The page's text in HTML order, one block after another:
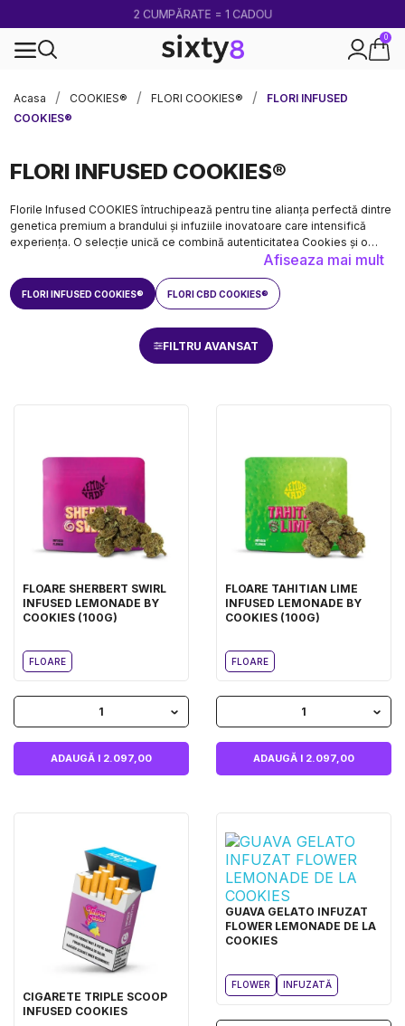
2 CUMPĂRATE = 1 CADOU
0
Acasa
COOKIES® FLORI COOKIES®
FLORI INFUSED
COOKIES®
FLORI INFUSED COOKIES®
Florile Infused COOKIES întruchipează pentru tine alianța perfectă dintre
genetica premium a brandului și infuziile inovatoare care intensifică
experiența. O selecție unică ce combină autenticitatea Cookies și o
Afiseaza mai mult
FLORI CBD COOKIES®
FLORI INFUSED COOKIES®
FILTRU AVANSAT
FLOARE SHERBERT SWIRL
INFUSED LEMONADE BY
COOKIES (100G)
FLOARE
1
ADAUGĂ I 2.097,00
FLOARE TAHITIAN LIME
INFUSED LEMONADE BY
COOKIES (100G)
FLOARE
1
ADAUGĂ I 2.097,00
CIGARETE TRIPLE SCOOP
INFUSED COOKIES
GUAVA GELATO INFUZAT
FLOWER LEMONADE DE LA
COOKIES
FLOWER INFUZATĂ